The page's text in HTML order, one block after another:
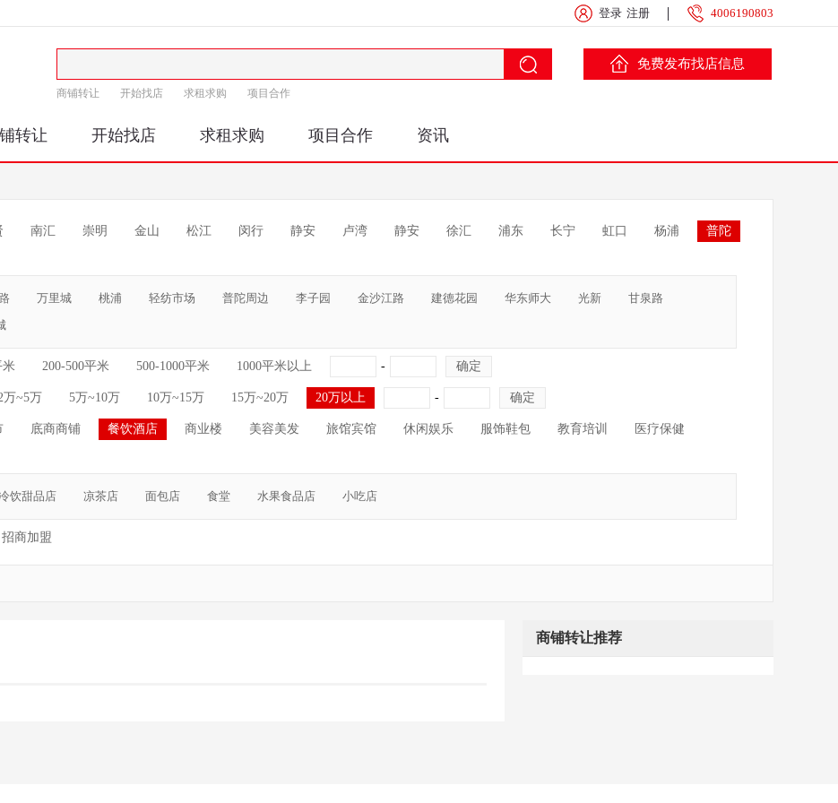
登录 注册 4006190803
商铺转让 开始找店 求租求购 项目合作
免费发布找店信息
转让 开始找店 求租求购 项目合作 资讯
南汇 崇明 金山 松江 闵行 静安 卢湾 静安 徐汇 浦东 长宁 虹口 杨浦 普陀
万里城 桃浦 轻纺市场 普陀周边 李子园 金沙江路 建德花园 华东师大 光新
甘泉路
米 200-500平米 500-1000平米 1000平米以上 - 确定
万~5万 5万~10万 10万~15万 15万~20万 20万以上 - 确定
底商商铺 餐饮酒店 商业楼 美容美发 旅馆宾馆 休闲娱乐 服饰鞋包 教育培训 医疗保健
饮甜品店 凉茶店 面包店 食堂 水果食品店 小吃店
招商加盟
商铺转让推荐